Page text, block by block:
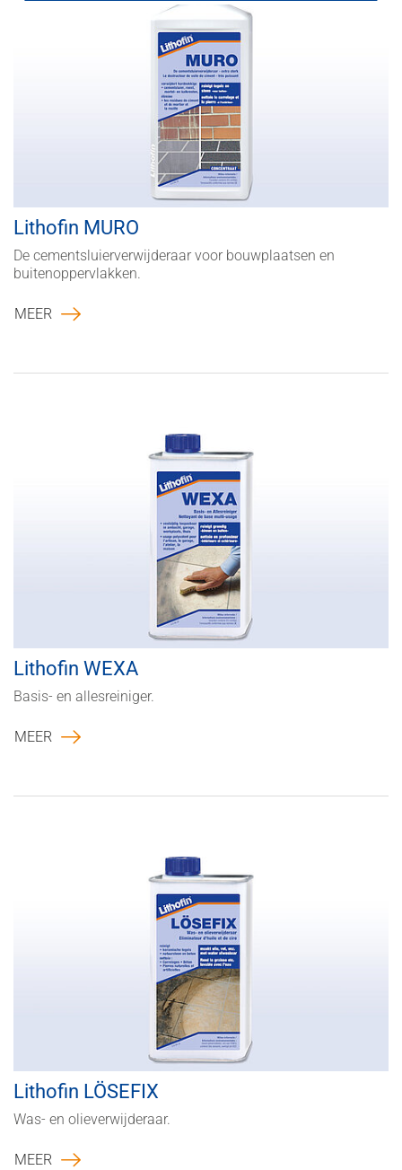
Lithofin MURO
De cementsluierverwijderaar voor bouwplaatsen en
buitenoppervlakken.
MEER
Lithofin WEXA
Basis- en allesreiniger.
MEER
Lithofin LÖSEFIX
Was- en olieverwijderaar.
MEER